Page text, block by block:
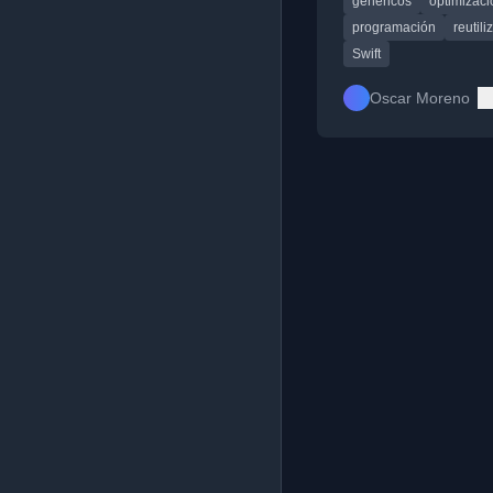
programación
Swift
Oscar Moreno